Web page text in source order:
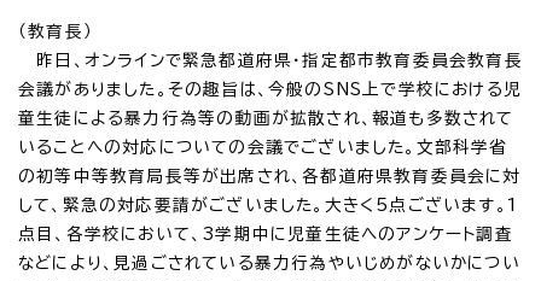
（教育長）
昨日、オンラインで緊急都道府県・指定都市教育委員会教育長
会議がありました。その趣旨は、今般のSNS上で学校における児
童生徒による暴力行為等の動画が拡散され、報道も多数されて
いることへの対応についての会議でございました。文部科学省
の初等中等教育局長等が出席され、各都道府県教育委員会に対
して、緊急の対応要請がございました。大きく5点ございます。1
点目、各学校において、3学期中に児童生徒へのアンケート調査
などにより、見過ごされている暴力行為やいじめがないかについ